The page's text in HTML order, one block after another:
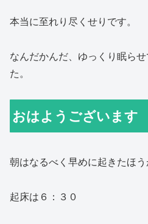
本当に至れり尽くせりです。
なんだかんだ、ゆっくり眠ら
た。
おはようございます
朝はなるべく早めに起きたほう
起床は６：３０